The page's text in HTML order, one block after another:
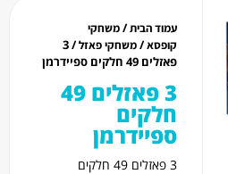
עמוד הבית/משחקי
קופסא/משחקי פאזל
/ 3
פאזלים 49 חלקים ספיידרמן
3 פאזלים 49
חלקים
ספיידרמן
3 פאזלים 49 חלקים